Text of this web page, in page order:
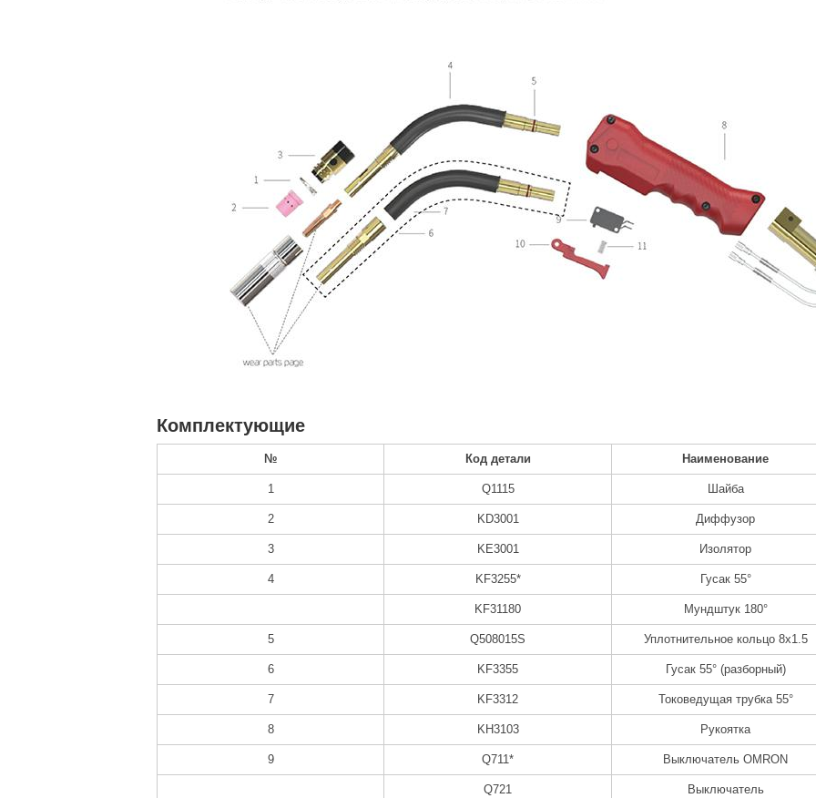
Комплектующие
№ Код детали Наименование
1 Q1115 Шайба
2 KD3001 Диффузор
3 KE3001 Изолятор
4 KF3255* Гусак 55°
KF31180 Мундштук 180°
5 Q508015S Уплотнительное кольцо 8x1.5
6 KF3355 Гусак 55° (разборный)
7 KF3312 Токоведущая трубка 55°
8 KH3103 Рукоятка
9 Q711* Выключатель OMRON
Q721 Выключатель